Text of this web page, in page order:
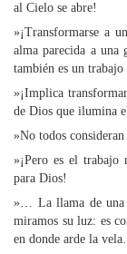
al Cielo se abre!
»¡Transformarse a
alma parecida a una
también es un trabajo
»¡Implica
de Dios que ilumina
»No todos
»¡Pero es el trabajo
para Dios!
»… La llama de una
miramos su luz: es
en donde arde la